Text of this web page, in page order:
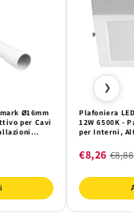
Ø16mm
per Cavi
Plafoniera
12W 6500K -
per Interni,
Uniforme.
€8,26 €8,88
❯